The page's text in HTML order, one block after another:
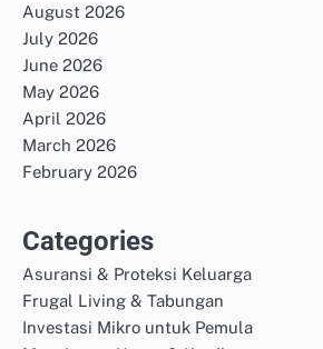
August 2026
July 2026
June 2026
May 2026
April 2026
March 2026
February 2026
Categories
Asuransi & Proteksi Keluarga
Frugal Living & Tabungan
Investasi Mikro untuk Pemula